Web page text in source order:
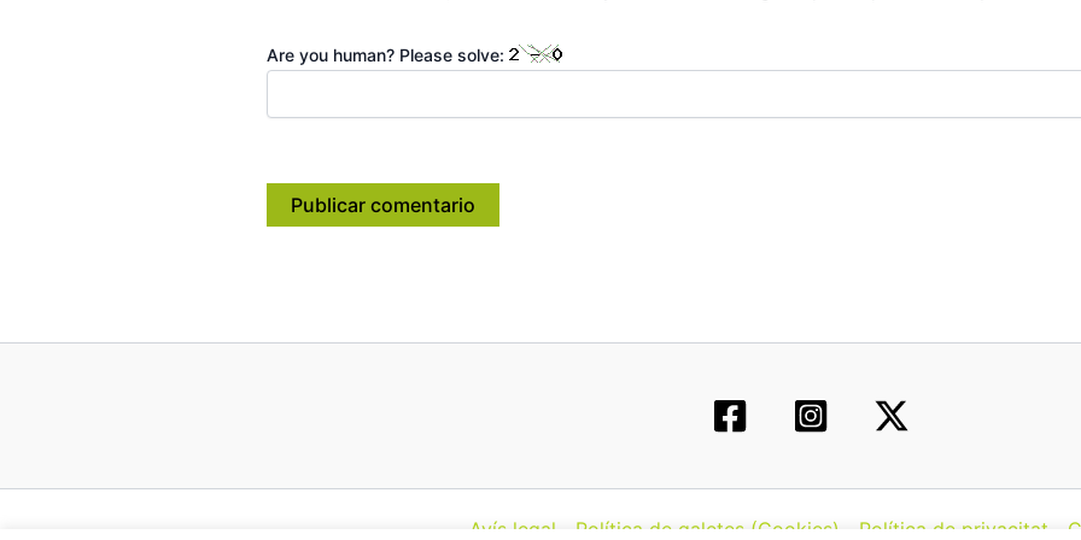
Are you human? Please solve:
Avís legal Política de galetes (Cookies) Política de privacitat